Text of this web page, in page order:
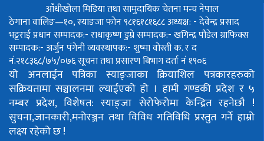
आँधीखोला मिडिया तथा सामुदायिक चेतना मन्च नेपाल
ठेगाना वालिङ—१०, स्याङजा फोन ९८१६१८१६८८अध्यक्ष: - देवेन्द्र प्रसाद
भट्टराईप्रधान सम्पादक:- राधाकृष्ण डुम्रेसम्पादक:- खगिन्द्र पौडेलग्राफिक्स
सम्पादक:- अर्जुन पंगेनीव्यवस्थापक:- शुष्मा वोस्तीक. र द
नं.२१८३६८/७५/०७६सूचना तथा प्रसारण बिभाग दर्ता नं १९०६
यो अनलाईन पत्रिका स्याङ्जाका क्रियाशिल पत्रकारहरुको
सक्रियतामा सञ्चालनमा ल्याईएको हो । हामी गण्डकी प्रदेश र ५
नम्बर प्रदेश, विशेषत: स्याङ्जा सेरोफेरोमा केन्द्रित रहनेछौ !
सुचना,जानकारी,मनोरञ्जन तथा विविध गतिविधि प्रस्तुत गर्ने हाम्रो
लक्ष्य रहेको छ !